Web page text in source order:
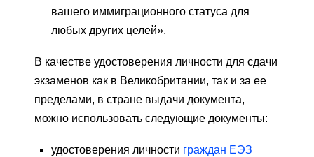
вашего иммиграционного статуса для
любых других целей».
В качестве удостоверения личности для сдачи
экзаменов как в Великобритании, так и за ее
пределами, в стране выдачи документа,
можно использовать следующие документы:
удостоверения личности граждан ЕЭЗ